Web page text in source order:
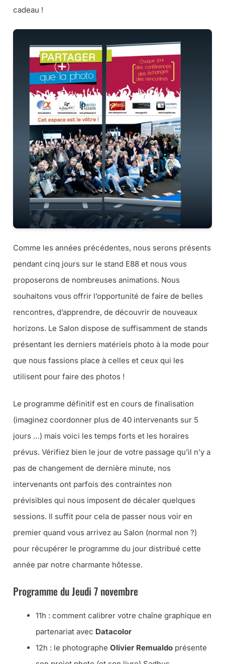
cadeau !
Comme les années précédentes, nous serons présents
pendant cinq jours sur le stand E88 et nous vous
proposerons de nombreuses animations. Nous
souhaitons vous offrir l’opportunité de faire de belles
rencontres, d’apprendre, de découvrir de nouveaux
horizons. Le Salon dispose de suffisamment de stands
présentant les derniers matériels photo à la mode pour
que nous fassions place à celles et ceux qui les
utilisent pour faire des photos !
Le programme définitif est en cours de finalisation
(imaginez coordonner plus de 40 intervenants sur 5
jours …) mais voici les temps forts et les horaires
prévus. Vérifiez bien le jour de votre passage qu’il n’y a
pas de changement de dernière minute, nos
intervenants ont parfois des contraintes non
prévisibles qui nous imposent de décaler quelques
sessions. Il suffit pour cela de passer nous voir en
premier quand vous arrivez au Salon (normal non ?)
pour récupérer le programme du jour distribué cette
année par notre charmante hôtesse.
Programme du Jeudi 7 novembre
11h : comment calibrer votre chaîne graphique en
partenariat avec Datacolor
12h : le photographe Olivier Remualdo présente